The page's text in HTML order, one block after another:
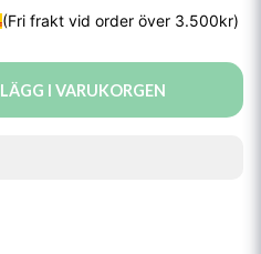
LÄGG I VARUKORGEN